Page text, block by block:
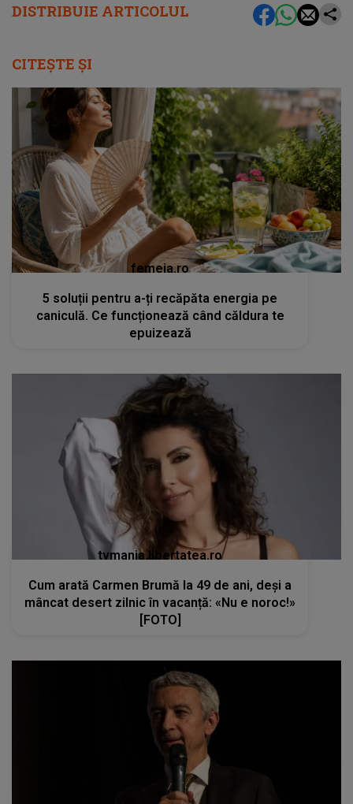
DISTRIBUIE ARTICOLUL
CITEȘTE ȘI
femeia.ro
5 soluții pentru a-ți recăpăta energia pe
caniculă. Ce funcționează când căldura te
epuizează
tvmania.libertatea.ro
Cum arată Carmen Brumă la 49 de ani, deși a
mâncat desert zilnic în vacanță: «Nu e noroc!»
[FOTO]